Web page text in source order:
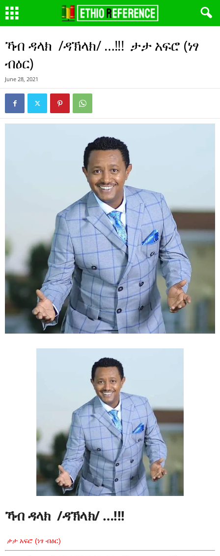
ኻብ ዳላክ /ዳኽላክ/ …!!! ታታ አፍሮ (ነፃ
ብዕር)
June 28, 2021
ኻብ ዳላክ /ዳኽላክ/ …!!!
ታታ አፍሮ (ነፃ ብዕር)